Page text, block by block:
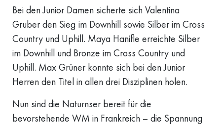
Bei den Junior Damen sicherte sich Valentina
Gruber den Sieg im Downhill sowie Silber im Cross
Country und Uphill. Maya Hanifle erreichte Silber
im Downhill und Bronze im Cross Country und
Uphill. Max Grüner konnte sich bei den Junior
Herren den Titel in allen drei Disziplinen holen.
Nun sind die Naturnser bereit für die
bevorstehende WM in Frankreich – die Spannung